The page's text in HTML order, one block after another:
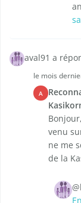
aval91 a
le mois
A
venu
ne me
de la